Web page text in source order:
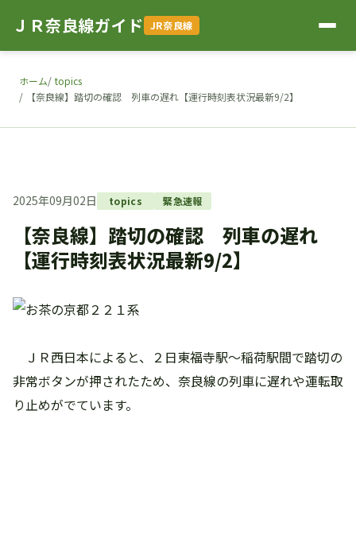
ＪＲ奈良線ガイド JR奈良線
ホーム topics
【奈良線】踏切の確認 列車の遅れ【運行時刻表状況最新9/2】
2025年09月02日 topics 緊急速報
【奈良線】踏切の確認 列車の遅れ
【運行時刻表状況最新9/2】
ＪＲ西日本によると、２日東福寺駅～稲荷駅間で踏切の
非常ボタンが押されたため、奈良線の列車に遅れや運転取
り止めがでています。